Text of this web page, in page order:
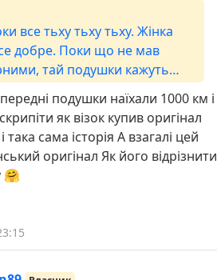
все тьху тьху тьху. Жінка
добре. Поки що не мав
тай подушки кажуть
чи на авторинку не
повинно бути оригінальне, бо
авто не дуже
подушки наїхали 1000 км і
як візок купив оригінал
така сама історія А взагалі цей
оригінал Як його відрізнити
🤗